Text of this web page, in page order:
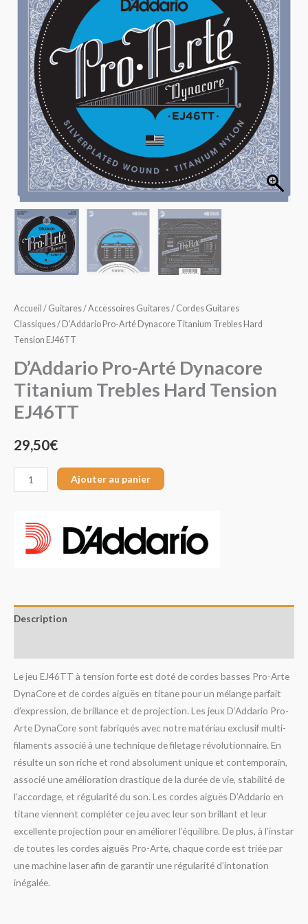
Accueil / Guitares/Accessoires Guitares/ Cordes Guitares
Classiques/ D’Addario Pro-Arté Dynacore Titanium Trebles Hard
Tension EJ46TT
D’Addario Pro-Arté Dynacore
Titanium Trebles Hard Tension
EJ46TT
29,50€
Dynacore
Titanium
Trebles
Hard
Tension
EJ46TT
Ajouter au panier
Description
Le jeu EJ46TT à tension forte est doté de cordes basses Pro-Arte
DynaCore et de cordes aiguës en titane pour un mélange parfait
d’expression, de brillance et de projection. Les jeux D’Addario Pro-
Arte DynaCore sont fabriqués avec notre matériau exclusif multi-
filaments associé à une technique de filetage révolutionnaire. En
résulte un son riche et rond absolument unique et contemporain,
associé une amélioration drastique de la durée de vie, stabilité de
l’accordage, et régularité du son. Les cordes aiguës D’Addario en
titane viennent compléter ce jeu avec leur son brillant et leur
excellente projection pour en améliorer l’équilibre. De plus, à l’instar
de toutes les cordes aiguës Pro-Arte, chaque corde est triée par
une machine laser afin de garantir une régularité d’intonation
inégalée.